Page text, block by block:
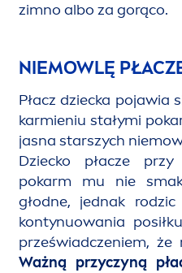
zimno albo za gorąco.
NIEMOWLĘ
Płacz dziecka pojawia
karmieniu stałymi
jasna starszych
Dziecko płacze
pokarm mu nie
głodne, jednak
kontynuowania
przeświadczeniem, że
Ważną przyczyną